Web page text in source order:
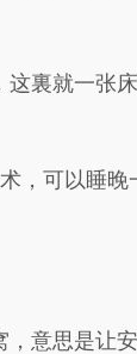
裏就一张
，可以睡
意思是让安